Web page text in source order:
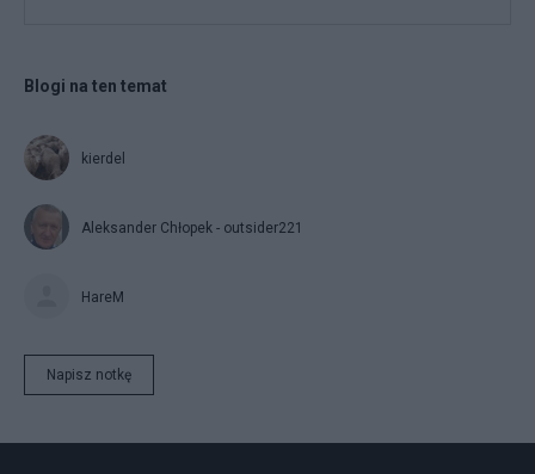
Blogi na ten temat
kierdel
Aleksander Chłopek - outsider221
HareM
Napisz notkę